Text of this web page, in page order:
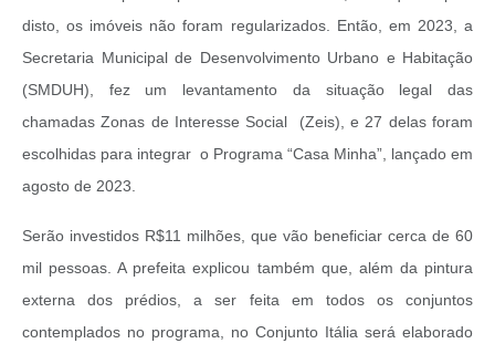
disto, os imóveis não foram regularizados. Então, em 2023, a
Secretaria Municipal de Desenvolvimento Urbano e Habitação
(SMDUH), fez um levantamento da situação legal das
chamadas Zonas de Interesse Social (Zeis), e 27 delas foram
escolhidas para integrar o Programa “Casa Minha”, lançado em
agosto de 2023.
Serão investidos R$11 milhões, que vão beneficiar cerca de 60
mil pessoas. A prefeita explicou também que, além da pintura
externa dos prédios, a ser feita em todos os conjuntos
contemplados no programa, no Conjunto Itália será elaborado